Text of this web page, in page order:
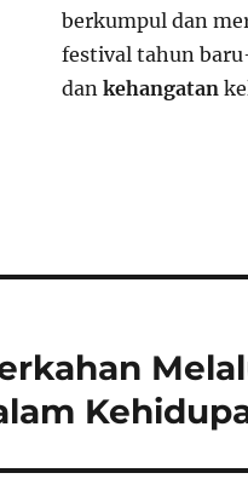
berkumpul dan
festival tahun
dan kehangatan